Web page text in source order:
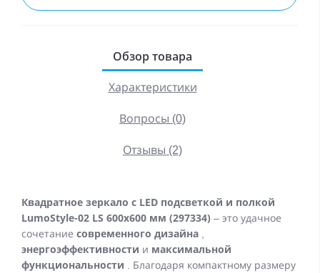
Обзор товара
Характеристики
Вопросы (0)
Отзывы (2)
Квадратное зеркало с LED подсветкой и полкой
LumoStyle-02 LS 600x600 мм (297334) – это удачное
сочетание современного дизайна ,
энергоэффективности и максимальной
функциональности . Благодаря компактному размеру